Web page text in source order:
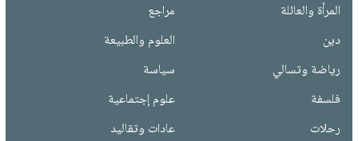
المرأة والعائلة
مراجع
دين
العلوم والطبيعة
رياضة وتسالي
سياسة
فلسفة
علوم إجتماعية
رحلات
عادات وتقاليد